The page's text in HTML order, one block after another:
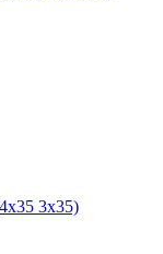
3х35)